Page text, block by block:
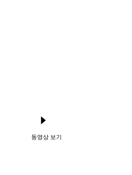
동영상 보기